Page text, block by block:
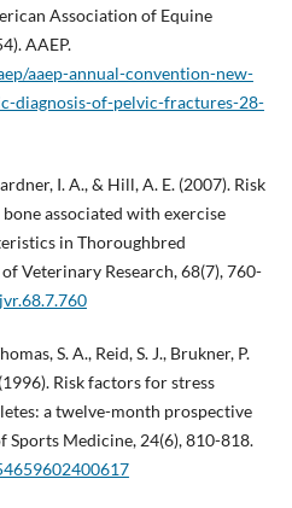
Association of Equine
AAEP.
aaep-annual-convention-new-
diagnosis-of-pelvic-fractures-28-
I. A., & Hill, A. E. (2007). Risk
associated with exercise
in Thoroughbred
Veterinary Research, 68(7), 760-
S. A., Reid, S. J., Brukner, P.
Risk factors for stress
a twelve-month prospective
Sports Medicine, 24(6), 810-818.